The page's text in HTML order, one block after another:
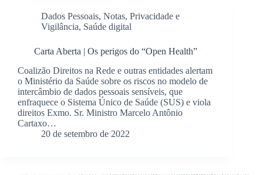
Dados Pessoais, Notas, Privacidade e
Vigilância, Saúde digital
Carta Aberta | Os perigos do “Open Health”
Coalizão Direitos na Rede e outras entidades alertam
o Ministério da Saúde sobre os riscos no modelo de
intercâmbio de dados pessoais sensíveis, que
enfraquece o Sistema Único de Saúde (SUS) e viola
direitos Exmo. Sr. Ministro Marcelo Antônio
Cartaxo…
20 de setembro de 2022